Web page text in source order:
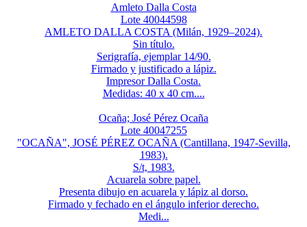
Amleto Dalla Costa
Lote 40044598
AMLETO DALLA COSTA (Milán, 1929–2024).
Sin título.
Serigrafía, ejemplar 14/90.
Firmado y justificado a lápiz.
Impresor Dalla Costa.
Medidas: 40 x 40 cm....
Ocaña; José Pérez Ocaña
Lote 40047255
"OCAÑA", JOSÉ PÉREZ OCAÑA (Cantillana, 1947-Sevilla,
1983).
S/t, 1983.
Acuarela sobre papel.
Presenta dibujo en acuarela y lápiz al dorso.
Firmado y fechado en el ángulo inferior derecho.
Medi...